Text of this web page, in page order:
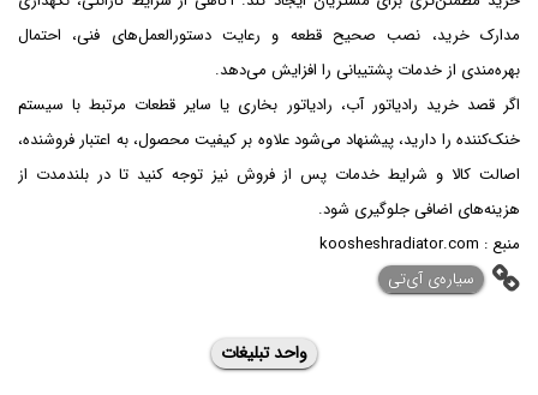
مدارک خرید، نصب صحیح قطعه و رعایت دستورالعمل‌های فنی، احتمال
بهره‌مندی از خدمات پشتیبانی را افزایش می‌دهد.
اگر قصد خرید رادیاتور آب، رادیاتور بخاری یا سایر قطعات مرتبط با سیستم
خنک‌کننده را دارید، پیشنهاد می‌شود علاوه بر کیفیت محصول، به اعتبار فروشنده،
اصالت کالا و شرایط خدمات پس از فروش نیز توجه کنید تا در بلندمدت از
هزینه‌های اضافی جلوگیری شود.
منبع : koosheshradiator.com
‌سیاره‌ی آی‌تی
واحد تبلیغات